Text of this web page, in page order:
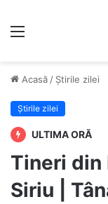
Acasă / Știrile zilei
Știrile zilei
ULTIMA ORĂ
Tineri din
Siriu |